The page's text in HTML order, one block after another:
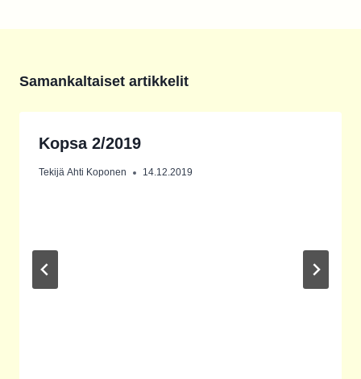
Samankaltaiset artikkelit
Kopsa 2/2019
Tekijä Ahti Koponen 14.12.2019